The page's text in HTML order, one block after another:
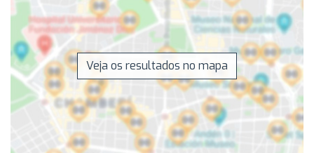
Veja os resultados no mapa